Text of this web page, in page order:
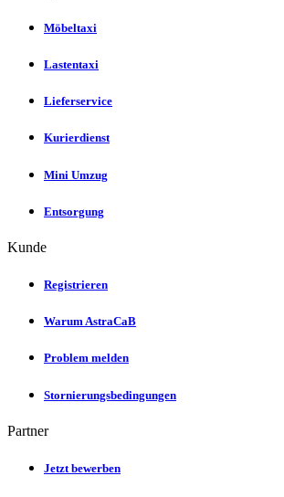
Möbeltaxi
Lastentaxi
Lieferservice
Kurierdienst
Mini Umzug
Entsorgung
Kunde
Registrieren
Warum AstraCaB
Problem melden
Stornierungsbedingungen
Partner
Jetzt bewerben